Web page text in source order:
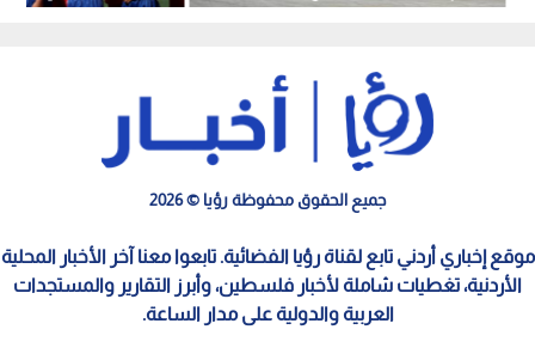
مزعومة له في القدس المحتلة
جميع الحقوق محفوظة رؤيا © 2026
موقع إخباري أردني تابع لقناة رؤيا الفضائية. تابعوا معنا آخر الأخبار المحلية
الأردنية، تغطيات شاملة لأخبار فلسطين، وأبرز التقارير والمستجدات
العربية والدولية على مدار الساعة.